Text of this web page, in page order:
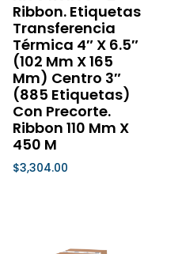
Ribbon. Etiquetas
Transferencia
Térmica 4″ X 6.5″
(102 Mm X 165
Mm) Centro 3″
(885 Etiquetas)
Con Precorte.
Ribbon 110 Mm X
450 M
$3,304.00
elegir